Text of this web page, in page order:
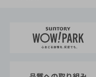
地域情報
サントリーサンバー
サントリーが考える
企業概要